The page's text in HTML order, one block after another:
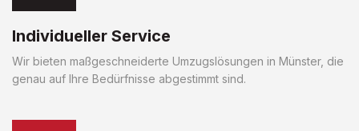
Individueller Service
Wir bieten maßgeschneiderte Umzugslösungen in Münster, die
genau auf Ihre Bedürfnisse abgestimmt sind.